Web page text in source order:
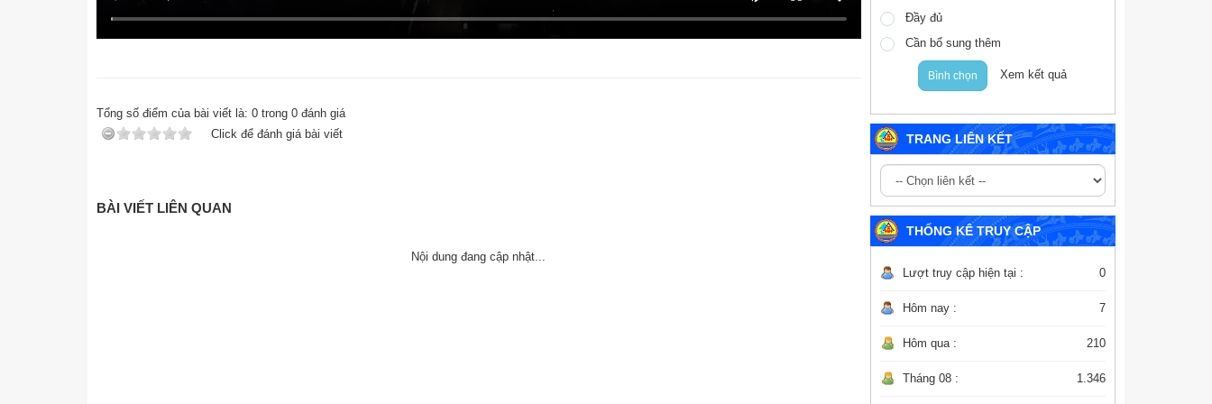
Tổng số điểm của bài viết là: 0 trong 0 đánh giá
Click để đánh giá bài viết
BÀI VIẾT LIÊN QUAN
Nội dung đang cập nhật...
Đầy đủ
Cần bổ sung thêm
Bình chọn Xem kết quả
TRANG LIÊN KẾT
THỐNG KÊ TRUY CẬP
Lượt truy cập hiện tại : 0
Hôm nay : 7
Hôm qua : 210
Tháng 08 : 1.346